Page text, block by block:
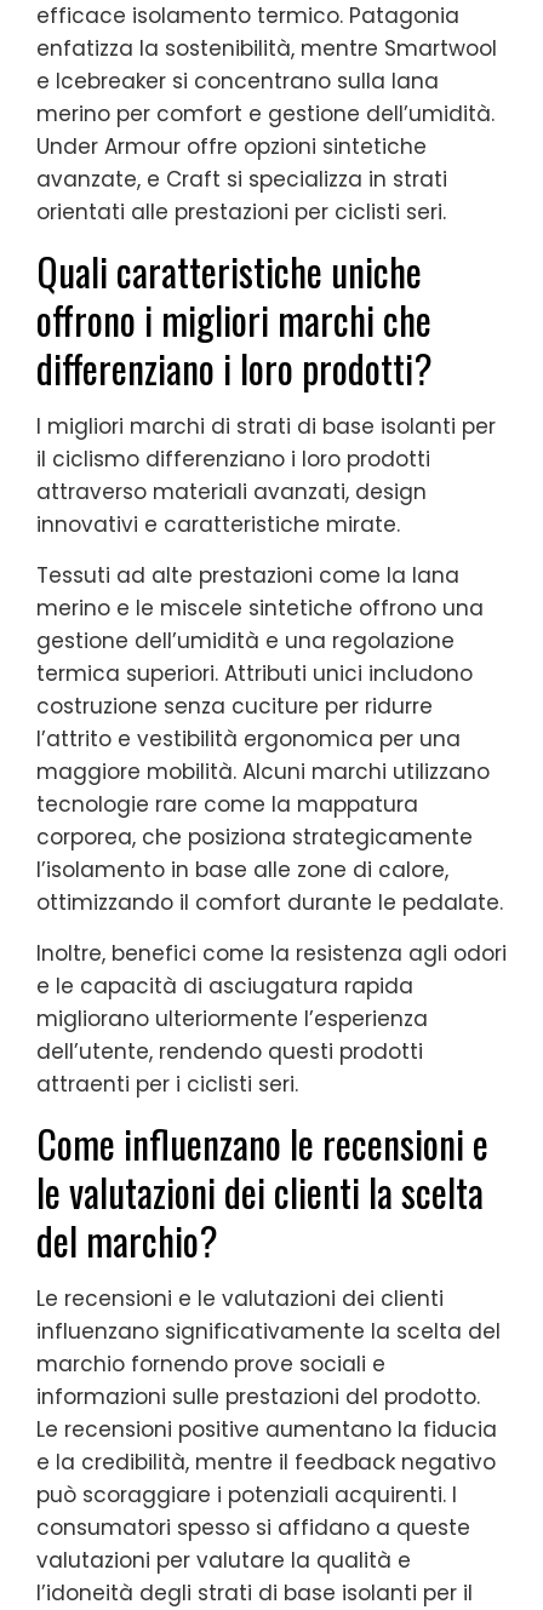
efficace isolamento termico. Patagonia
enfatizza la sostenibilità, mentre Smartwool
e Icebreaker si concentrano sulla lana
merino per comfort e gestione dell’umidità.
Under Armour offre opzioni sintetiche
avanzate, e Craft si specializza in strati
orientati alle prestazioni per ciclisti seri.
Quali caratteristiche uniche
offrono i migliori marchi che
differenziano i loro prodotti?
I migliori marchi di strati di base isolanti per
il ciclismo differenziano i loro prodotti
attraverso materiali avanzati, design
innovativi e caratteristiche mirate.
Tessuti ad alte prestazioni come la lana
merino e le miscele sintetiche offrono una
gestione dell’umidità e una regolazione
termica superiori. Attributi unici includono
costruzione senza cuciture per ridurre
l’attrito e vestibilità ergonomica per una
maggiore mobilità. Alcuni marchi utilizzano
tecnologie rare come la mappatura
corporea, che posiziona strategicamente
l’isolamento in base alle zone di calore,
ottimizzando il comfort durante le pedalate.
Inoltre, benefici come la resistenza agli odori
e le capacità di asciugatura rapida
migliorano ulteriormente l’esperienza
dell’utente, rendendo questi prodotti
attraenti per i ciclisti seri.
Come influenzano le recensioni e
le valutazioni dei clienti la scelta
del marchio?
Le recensioni e le valutazioni dei clienti
influenzano significativamente la scelta del
marchio fornendo prove sociali e
informazioni sulle prestazioni del prodotto.
Le recensioni positive aumentano la fiducia
e la credibilità, mentre il feedback negativo
può scoraggiare i potenziali acquirenti. I
consumatori spesso si affidano a queste
valutazioni per valutare la qualità e
l’idoneità degli strati di base isolanti per il